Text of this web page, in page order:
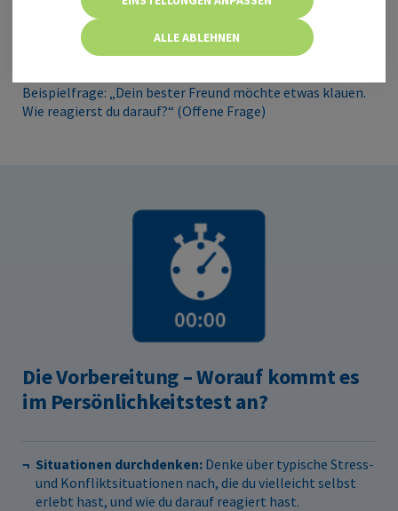
ALLE ABLEHNEN
Du könntest zum Beispiel nach deinem Umgang mit
Drogen gefragt werden, oder wie du damit umgehen
würdest, wenn deine Freunde oder Familie kriminell
handeln würden.
Beispielfrage: „Dein bester Freund möchte etwas klauen.
Wie reagierst du darauf?“ (Offene Frage)
Die Vorbereitung – Worauf kommt es
im Persönlichkeitstest an?
Situationen durchdenken: Denke über typische Stress-
und Konfliktsituationen nach, die du vielleicht selbst
erlebt hast, und wie du darauf reagiert hast.